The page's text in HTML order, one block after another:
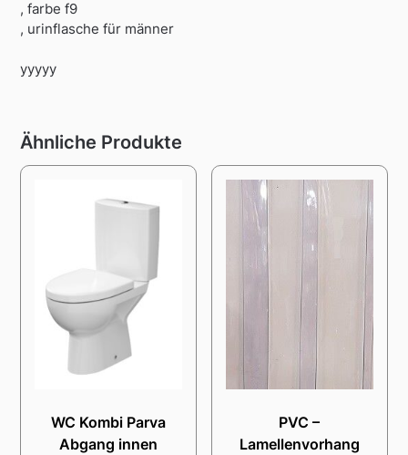
, farbe f9
, urinflasche für männer
yyyyy
Ähnliche Produkte
WC Kombi Parva
Abgang innen
PVC –
Lamellenvorhang